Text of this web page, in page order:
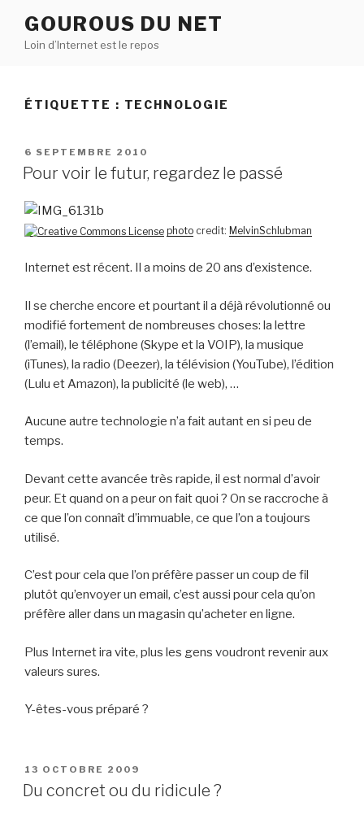
contenu
GOUROUS DU NET
Loin d’Internet est le repos
ÉTIQUETTE : TECHNOLOGIE
PUBLIÉ
LE
6 SEPTEMBRE 2010
Pour voir le futur, regardez le passé
photo credit: MelvinSchlubman
Internet est récent. Il a moins de 20 ans d’existence.
Il se cherche encore et pourtant il a déjà révolutionné ou
modifié fortement de nombreuses choses: la lettre
(l’email), le téléphone (Skype et la VOIP), la musique
(iTunes), la radio (Deezer), la télévision (YouTube), l’édition
(Lulu et Amazon), la publicité (le web), …
Aucune autre technologie n’a fait autant en si peu de
temps.
Devant cette avancée très rapide, il est normal d’avoir
peur. Et quand on a peur on fait quoi ? On se raccroche à
ce que l’on connaît d’immuable, ce que l’on a toujours
utilisé.
C’est pour cela que l’on préfère passer un coup de fil
plutôt qu’envoyer un email, c’est aussi pour cela qu’on
préfère aller dans un magasin qu’acheter en ligne.
Plus Internet ira vite, plus les gens voudront revenir aux
valeurs sures.
Y-êtes-vous préparé ?
PUBLIÉ
LE
13 OCTOBRE 2009
Du concret ou du ridicule ?